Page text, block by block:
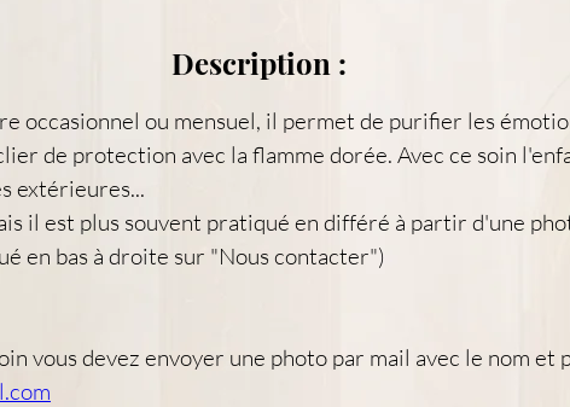
Description :
occasionnel ou mensuel, il permet de purifier les
de protection avec la flamme dorée. Avec ce soin
extérieures...
il est plus souvent pratiqué en différé à partir d'une
en bas à droite sur "Nous contacter")
vous devez envoyer une photo par mail avec le nom et